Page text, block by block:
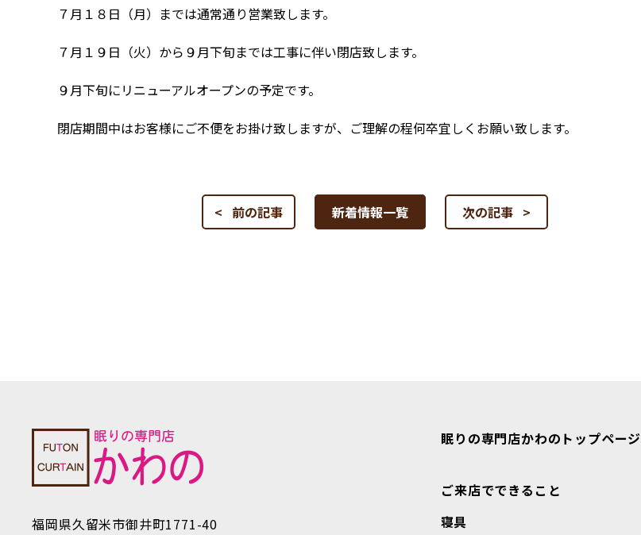
７月１８日（月）までは通常通り営業致します。
７月１９日（火）から９月下旬までは工事に伴い閉店致します。
９月下旬にリニューアルオープンの予定です。
閉店期間中はお客様にご不便をお掛け致しますが、ご理解の程何卒宜しくお願い致します。
< 前の記事 新着情報一覧 次の記事 >
福岡県久留米市御井町1771-40
眠りの専門店かわのトップページ
ご来店でできること
寝具